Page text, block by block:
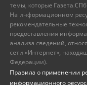
темы, которые
На информационном
рекомендательные
предоставления
анализа сведений,
сети «Интернет»,
Федерации).
Правила о применении
информационного